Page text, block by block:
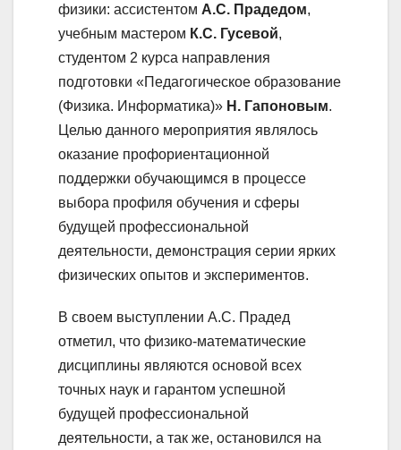
физики: ассистентом А.С. Прадедом,
учебным мастером К.С. Гусевой,
студентом 2 курса направления
подготовки «Педагогическое образование
(Физика. Информатика)» Н. Гапоновым.
Целью данного мероприятия являлось
оказание профориентационной
поддержки обучающимся в процессе
выбора профиля обучения и сферы
будущей профессиональной
деятельности, демонстрация серии ярких
физических опытов и экспериментов.
В своем выступлении А.С. Прадед
отметил, что физико-математические
дисциплины являются основой всех
точных наук и гарантом успешной
будущей профессиональной
деятельности, а так же, остановился на